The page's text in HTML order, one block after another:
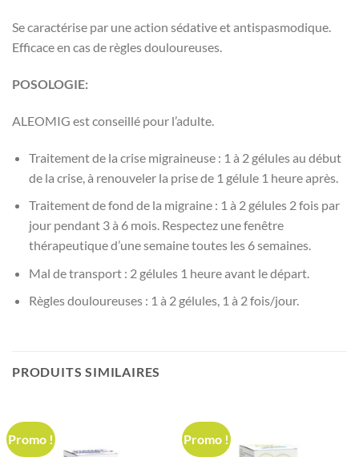
Se caractérise par une action sédative et antispasmodique.
Efficace en cas de règles douloureuses.
POSOLOGIE:
ALEOMIG est conseillé pour l’adulte.
Traitement de la crise migraineuse : 1 à 2 gélules au début
de la crise, à renouveler la prise de 1 gélule 1 heure après.
Traitement de fond de la migraine : 1 à 2 gélules 2 fois par
jour pendant 3 à 6 mois. Respectez une fenêtre
thérapeutique d’une semaine toutes les 6 semaines.
Mal de transport : 2 gélules 1 heure avant le départ.
Règles douloureuses : 1 à 2 gélules, 1 à 2 fois/jour.
PRODUITS SIMILAIRES
Promo ! Promo !